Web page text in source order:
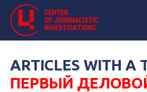
ARTICLES WITH A
ПЕРВЫЙ